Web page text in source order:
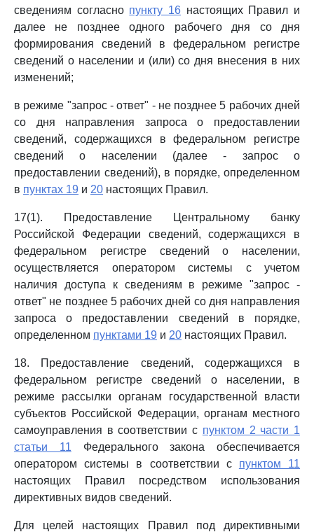
сведениям согласно пункту 16 настоящих Правил и
далее не позднее одного рабочего дня со дня
формирования сведений в федеральном регистре
сведений о населении и (или) со дня внесения в них
изменений;
в режиме "запрос - ответ" - не позднее 5 рабочих дней
со дня направления запроса о предоставлении
сведений, содержащихся в федеральном регистре
сведений о населении (далее - запрос о
предоставлении сведений), в порядке, определенном
в пунктах 19 и 20 настоящих Правил.
17(1). Предоставление Центральному банку
Российской Федерации сведений, содержащихся в
федеральном регистре сведений о населении,
осуществляется оператором системы с учетом
наличия доступа к сведениям в режиме "запрос -
ответ" не позднее 5 рабочих дней со дня направления
запроса о предоставлении сведений в порядке,
определенном пунктами 19 и 20 настоящих Правил.
18. Предоставление сведений, содержащихся в
федеральном регистре сведений о населении, в
режиме рассылки органам государственной власти
субъектов Российской Федерации, органам местного
самоуправления в соответствии с пунктом 2 части 1
статьи 11 Федерального закона обеспечивается
оператором системы в соответствии с пунктом 11
настоящих Правил посредством использования
директивных видов сведений.
Для целей настоящих Правил под директивными